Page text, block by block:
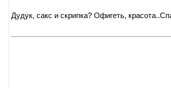
Дудук, сакс и скрипка? Офигеть,